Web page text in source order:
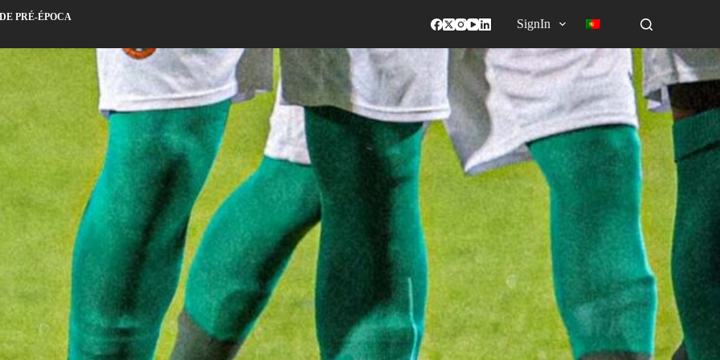
PRÉ-ÉPOCA
SignIn